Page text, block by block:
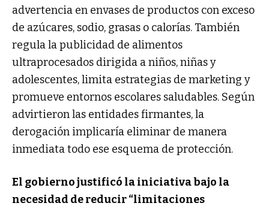
advertencia en envases de productos con exceso
de azúcares, sodio, grasas o calorías. También
regula la publicidad de alimentos
ultraprocesados dirigida a niños, niñas y
adolescentes, limita estrategias de marketing y
promueve entornos escolares saludables. Según
advirtieron las entidades firmantes, la
derogación implicaría eliminar de manera
inmediata todo ese esquema de protección.
El gobierno justificó la iniciativa bajo la
necesidad de reducir “limitaciones